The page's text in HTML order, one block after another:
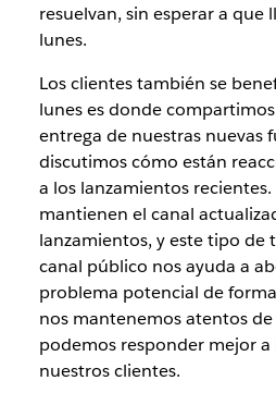
resuelvan, sin esperar a que
lunes.
Los clientes también se
lunes es donde
entrega de nuestras nuevas
discutimos cómo están
a los lanzamientos
mantienen el canal
lanzamientos, y este tipo de
canal público nos ayuda a
problema potencial de
nos mantenemos atentos
podemos responder mejor a
nuestros clientes.